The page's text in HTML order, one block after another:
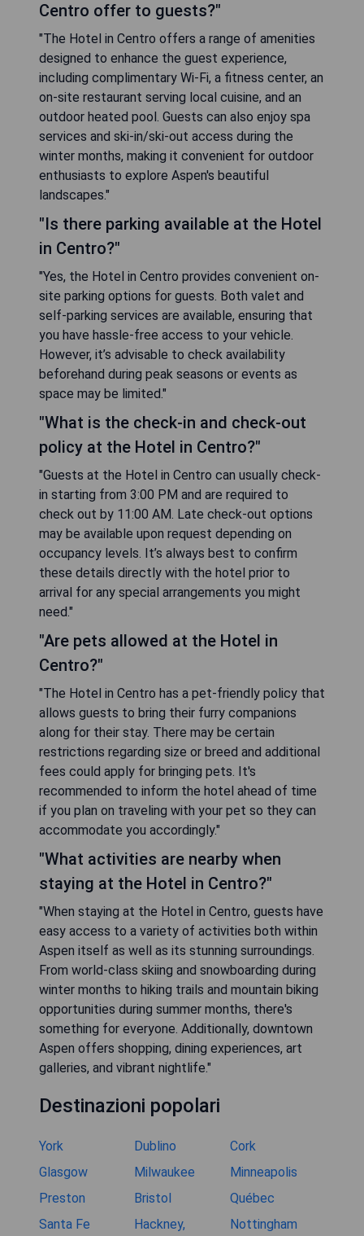
Centro offer to guests?"
"The Hotel in Centro offers a range of amenities
designed to enhance the guest experience,
including complimentary Wi-Fi, a fitness center, an
on-site restaurant serving local cuisine, and an
outdoor heated pool. Guests can also enjoy spa
services and ski-in/ski-out access during the
winter months, making it convenient for outdoor
enthusiasts to explore Aspen's beautiful
landscapes."
"Is there parking available at the Hotel
in Centro?"
"Yes, the Hotel in Centro provides convenient on-
site parking options for guests. Both valet and
self-parking services are available, ensuring that
you have hassle-free access to your vehicle.
However, it’s advisable to check availability
beforehand during peak seasons or events as
space may be limited."
"What is the check-in and check-out
policy at the Hotel in Centro?"
"Guests at the Hotel in Centro can usually check-
in starting from 3:00 PM and are required to
check out by 11:00 AM. Late check-out options
may be available upon request depending on
occupancy levels. It’s always best to confirm
these details directly with the hotel prior to
arrival for any special arrangements you might
need."
"Are pets allowed at the Hotel in
Centro?"
"The Hotel in Centro has a pet-friendly policy that
allows guests to bring their furry companions
along for their stay. There may be certain
restrictions regarding size or breed and additional
fees could apply for bringing pets. It's
recommended to inform the hotel ahead of time
if you plan on traveling with your pet so they can
accommodate you accordingly."
"What activities are nearby when
staying at the Hotel in Centro?"
"When staying at the Hotel in Centro, guests have
easy access to a variety of activities both within
Aspen itself as well as its stunning surroundings.
From world-class skiing and snowboarding during
winter months to hiking trails and mountain biking
opportunities during summer months, there's
something for everyone. Additionally, downtown
Aspen offers shopping, dining experiences, art
galleries, and vibrant nightlife."
Destinazioni popolari
York Dublino
Cork
Glasgow
Milwaukee
Minneapolis
Preston
Bristol
Québec
Santa Fe
Hackney, Nottingham